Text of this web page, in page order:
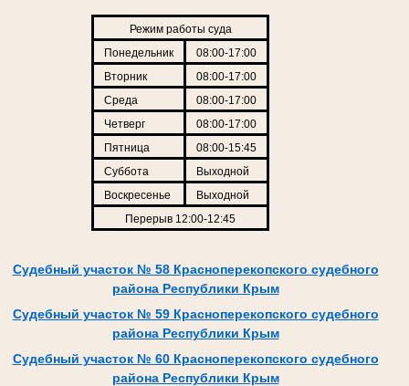
Режим работы суда
Понедельник
08:00-17:00
Вторник
08:00-17:00
Среда
08:00-17:00
Четверг
08:00-17:00
Пятница
08:00-15:45
Суббота
Выходной
Воскресенье
Выходной
Перерыв 12:00-12:45
Судебный участок № 58 Красноперекопского судебного
района Республики Крым
Судебный участок № 59 Красноперекопского судебного
района Республики Крым
Судебный участок № 60 Красноперекопского судебного
района Республики Крым